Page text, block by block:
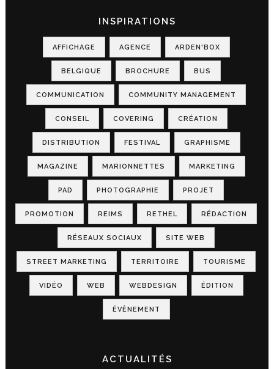
INSPIRATIONS
AFFICHAGE AGENCE ARDEN'BOX
BELGIQUE BROCHURE BUS
COMMUNICATION COMMUNITY MANAGEMENT
CONSEIL COVERING CRÉATION
DISTRIBUTION FESTIVAL GRAPHISME
MAGAZINE MARIONNETTES MARKETING
PAD PHOTOGRAPHIE PROJET
PROMOTION REIMS RETHEL RÉDACTION
RÉSEAUX SOCIAUX SITE WEB
STREET MARKETING TERRITOIRE TOURISME
VIDÉO WEB WEBDESIGN ÉDITION
ÉVÈNEMENT
ACTUALITÉS